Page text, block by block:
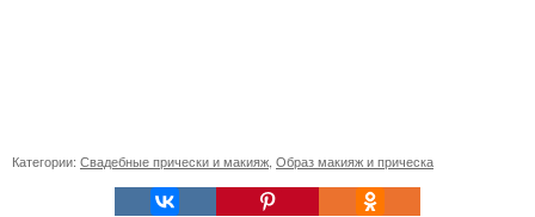
Категории: Свадебные прически и макияж, Образ макияж и прическа